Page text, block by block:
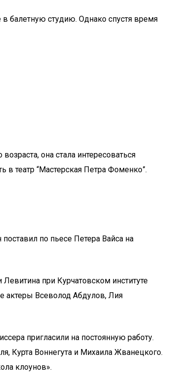
в балетную студию. Однако спустя время
она стала интересоваться
в театр “Мастерская Петра Фоменко”.
по пьесе Петера Вайса на
при Курчатовском институте
актеры Всеволод Абдулов, Лия
пригласили на постоянную работу.
Курта Воннегута и Михаила Жванецкого.
клоунов».